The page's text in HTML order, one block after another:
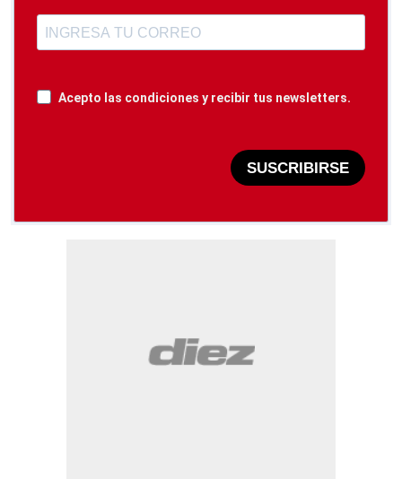
Acepto las condiciones y recibir tus newsletters.
SUSCRIBIRSE